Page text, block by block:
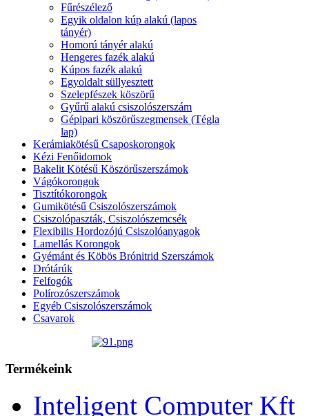
Fűrészélező
Egyik oldalon kúp alakú (lapos
tányér)
Homorú tányér alakú
Hengeres fazék alakú
Kúpos fazék alakú
Egyoldalt süllyesztett
Szelepfészek köszörű
Gyűrű alakú csiszolószerszám
Gépipari köszörűszegmensek (Tégla
lap)
Kerámiakötésű Csaposkorongok
Kézi Fenőidomok
Bakelit Kötésű Köszörűszerszámok
Vágókorongok
Tisztítókorongok
Gumikötésű Csiszolószerszámok
Csiszolópaszták, Csiszolószemcsék
Flexibilis Hordozójú Csiszolóanyagok
Lamellás Korongok
Gyémánt és Köbös Brónitrid Szerszámok
Drótárúk
Felfogók
Polírozószerszámok
Egyéb Csiszolószerszámok
Csavarok
Termékeink
Inteligent Computer Kft